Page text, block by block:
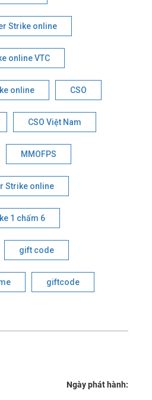
Strike online
online VTC
online CSO
CSO Việt Nam
MMOFPS
Strike online
1 chấm 6
gift code
giftcode
Ngày phát hành: